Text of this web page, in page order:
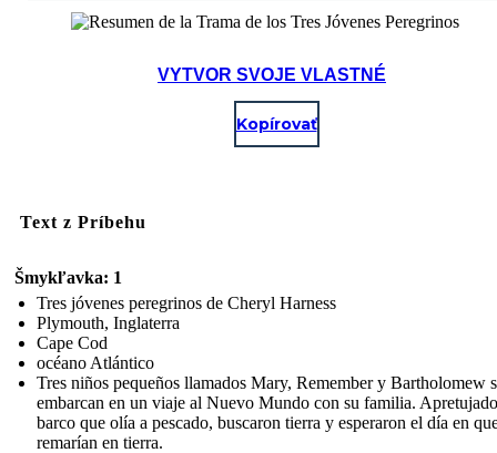
VYTVOR SVOJE VLASTNÉ
Kopírovať
Text z Príbehu
Šmykľavka: 1
Tres jóvenes peregrinos de Cheryl Harness
Plymouth, Inglaterra
Cape Cod
océano Atlántico
Tres niños pequeños llamados Mary, Remember y Bartholomew
embarcan en un viaje al Nuevo Mundo con su familia.
barco que olía a pescado, buscaron tierra y esperaron el día en
remarían en tierra.